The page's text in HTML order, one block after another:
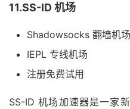
11.SS-ID 机场
Shadowsocks 翻墙机场
IEPL 专线机场
注册免费试用
SS-ID 机场加速器是一家